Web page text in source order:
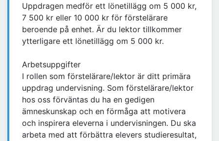
Uppdragen medför ett lönetillägg om 5 000 kr,
7 500 kr eller 10 000 kr för förstelärare
beroende på enhet. Är du lektor tillkommer
ytterligare ett lönetillägg om 5 000 kr.
Arbetsuppgifter
I rollen som förstelärare/lektor är ditt primära
uppdrag undervisning. Som förstelärare/lektor
hos oss förväntas du ha en gedigen
ämneskunskap och en förmåga att motivera
och inspirera eleverna i undervisningen. Du ska
arbeta med att förbättra elevers studieresultat,